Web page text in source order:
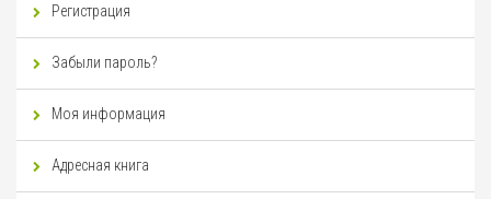
Регистрация
Забыли пароль?
Моя информация
Адресная книга